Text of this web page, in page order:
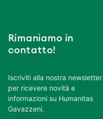
Rimaniamo in
contatto!
Iscriviti alla nostra newsletter
per ricevere novità e
informazioni su Humanitas
Gavazzeni.